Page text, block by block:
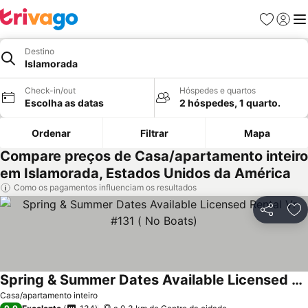
Favoritos
Iniciar
Destino
Islamorada
Check-in/out
Escolha as datas
Hóspedes e quartos
2 hóspedes, 1 quarto.
Ordenar Filtrar Mapa
Compare preços de Casa/apartamento inteiro
em Islamorada, Estados Unidos da América
Como os pagamentos influenciam os resultados
Partilhar
Casa/apartamento inteiro
Spring & Summer Dates Available Licensed Rental Vr #131 ( No Boats)